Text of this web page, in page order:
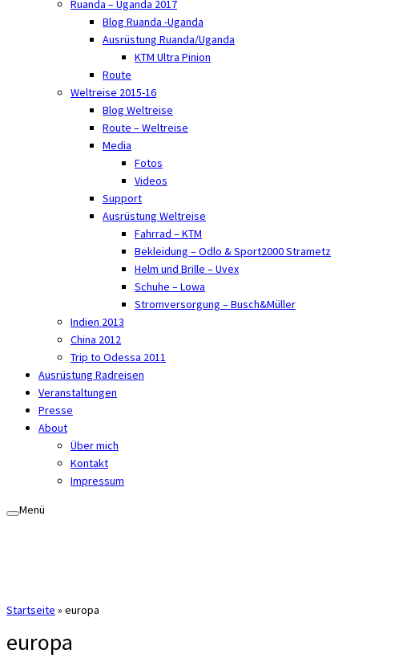
Ruanda – Uganda 2017
Blog Ruanda -Uganda
Ausrüstung Ruanda/Uganda
KTM Ultra Pinion
Route
Weltreise 2015-16
Blog Weltreise
Route – Weltreise
Media
Fotos
Videos
Support
Ausrüstung Weltreise
Fahrrad – KTM
Bekleidung – Odlo & Sport2000 Strametz
Helm und Brille – Uvex
Schuhe – Lowa
Stromversorgung – Busch&Müller
Indien 2013
China 2012
Trip to Odessa 2011
Ausrüstung Radreisen
Veranstaltungen
Presse
About
Über mich
Kontakt
Impressum
Menü
Startseite » europa
europa